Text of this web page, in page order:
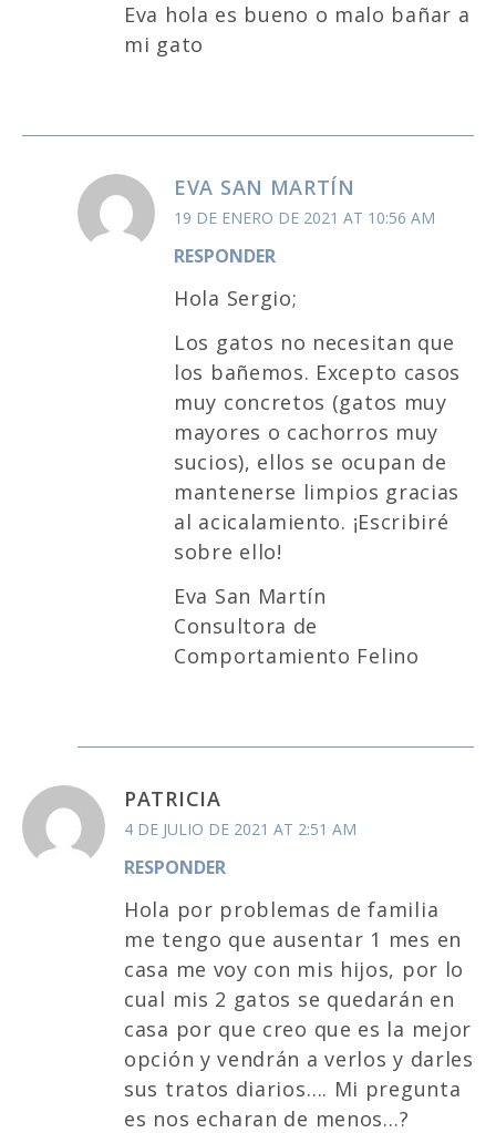
Eva hola es bueno o malo bañar a
mi gato
EVA SAN MARTÍN
19 DE ENERO DE 2021 AT 10:56 AM
RESPONDER
Hola Sergio;
Los gatos no necesitan que
los bañemos. Excepto casos
muy concretos (gatos muy
mayores o cachorros muy
sucios), ellos se ocupan de
mantenerse limpios gracias
al acicalamiento. ¡Escribiré
sobre ello!
Eva San Martín
Consultora de
Comportamiento Felino
PATRICIA
4 DE JULIO DE 2021 AT 2:51 AM
RESPONDER
Hola por problemas de familia
me tengo que ausentar 1 mes en
casa me voy con mis hijos, por lo
cual mis 2 gatos se quedarán en
casa por que creo que es la mejor
opción y vendrán a verlos y darles
sus tratos diarios…. Mi pregunta
es nos echaran de menos…?